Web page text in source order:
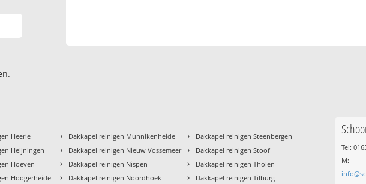
Heerle
Heijningen
Hoeven
Hoogerheide
› Dakkapel reinigen Munnikenheide
› Dakkapel reinigen Nieuw Vossemeer
› Dakkapel reinigen Nispen
› Dakkapel reinigen Noordhoek
› Dakkapel reinigen Steenbergen
› Dakkapel reinigen Stoof
› Dakkapel reinigen Tholen
› Dakkapel reinigen Tilburg
Tel:
M: